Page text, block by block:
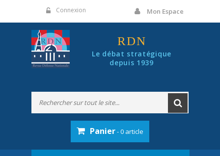
Connexion Mon Espace
RDN
Le débat stratégique
depuis 1939
Panier- 0 article